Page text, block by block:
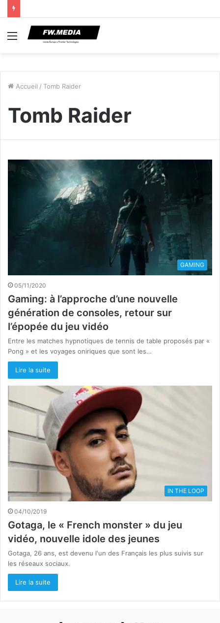
Menu
Accueil / Tomb Raider
Tomb Raider
GAMING
05/11/2020
Gaming: à l’approche d’une nouvelle
génération de consoles, retour sur
l’épopée du jeu vidéo
Entre les matches hypnotiques de tennis de table proposés par «
Pong » et les voyages oniriques que sont les…
Lire la suite
IN THE LOOP
04/10/2019
Gotaga, le « French monster » du jeu
vidéo, nouvelle idole des jeunes
Gotaga, 26 ans, est devenu l'un des Français les plus suivis sur
les réseaux sociaux.
Lire la suite